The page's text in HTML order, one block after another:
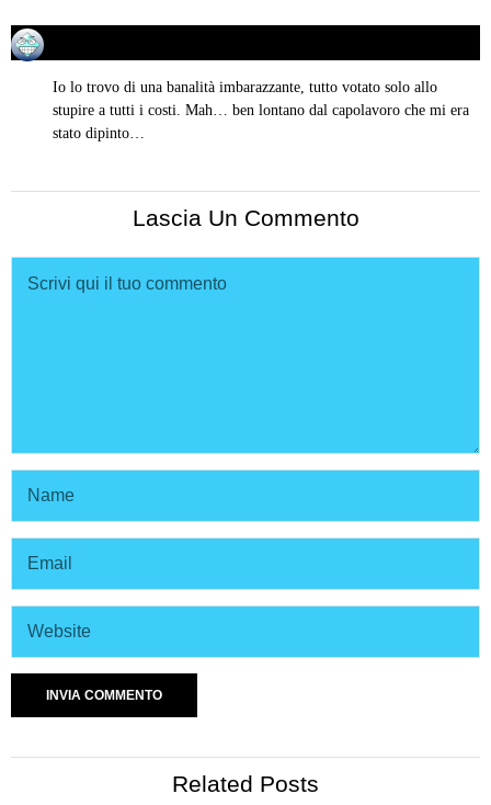
detto:
Io lo trovo di una banalità imbarazzante, tutto votato solo allo
stupire a tutti i costi. Mah… ben lontano dal capolavoro che mi era
stato dipinto…
Lascia Un Commento
Related Posts